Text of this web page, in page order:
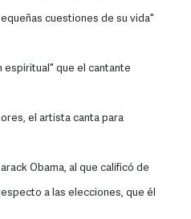
cuestiones de su vida"
espiritual" que el cantante
el artista canta para
Obama, al que calificó de
a las elecciones, que él